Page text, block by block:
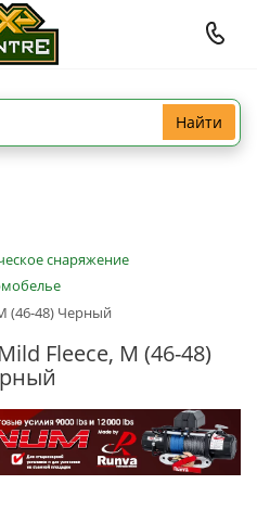
Найти
снаряжение
(46-48) Черный
Fleece, M (46-48)